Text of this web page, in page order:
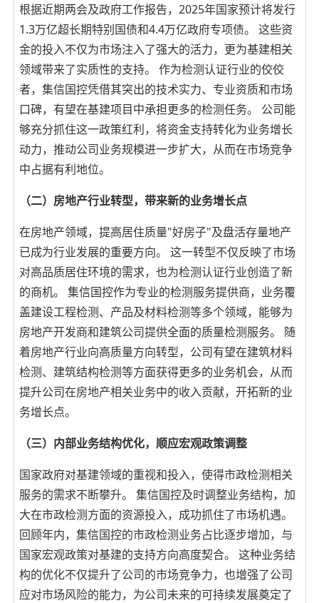
根据近期两会及政府工作报告，2025年国家预计将发行
1.3万亿超长期特别国债和4.4万亿政府专项债。 这些资
金的投入不仅为市场注入了强大的活力，更为基建相关
领域带来了实质性的支持。 作为检测认证行业的佼佼
者，集信国控凭借其突出的技术实力、专业资质和市场
口碑，有望在基建项目中承担更多的检测任务。 公司能
够充分抓住这一政策红利，将资金支持转化为业务增长
动力，推动公司业务规模进一步扩大，从而在市场竞争
中占据有利地位。
（二）房地产行业转型，带来新的业务增长点
在房地产领域，提高居住质量"好房子"及盘活存量地产
已成为行业发展的重要方向。 这一转型不仅反映了市场
对高品质居住环境的需求，也为检测认证行业创造了新
的商机。 集信国控作为专业的检测服务提供商，业务覆
盖建设工程检测、产品及材料检测等多个领域，能够为
房地产开发商和建筑公司提供全面的质量检测服务。 随
着房地产行业向高质量方向转型，公司有望在建筑材料
检测、建筑结构检测等方面获得更多的业务机会，从而
提升公司在房地产相关业务中的收入贡献，开拓新的业
务增长点。
（三）内部业务结构优化，顺应宏观政策调整
国家政府对基建领域的重视和投入，使得市政检测相关
服务的需求不断攀升。 集信国控及时调整业务结构，加
大在市政检测方面的资源投入，成功抓住了市场机遇。
回顾年内，集信国控的市政检测业务占比逐步增加，与
国家宏观政策对基建的支持方向高度契合。 这种业务结
构的优化不仅提升了公司的市场竞争力，也增强了公司
应对市场风险的能力，为公司未来的可持续发展奠定了